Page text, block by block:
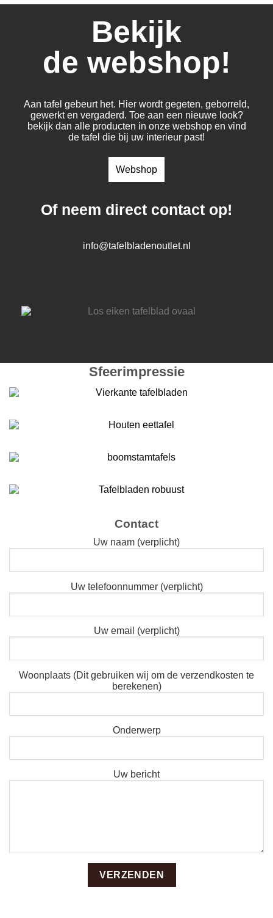
Bekijk
de webshop!
Aan tafel gebeurt het. Hier wordt gegeten, geborreld,
gewerkt en vergaderd. Toe aan een nieuwe look?
bekijk dan alle producten in onze webshop en vind
de tafel die bij uw interieur past!
Webshop
Of neem direct contact op!
info@tafelbladenoutlet.nl
Sfeerimpressie
Contact
Uw naam (verplicht)
Uw telefoonnummer (verplicht)
Uw email (verplicht)
Woonplaats (Dit gebruiken wij om de verzendkosten te
berekenen)
Onderwerp
Uw bericht